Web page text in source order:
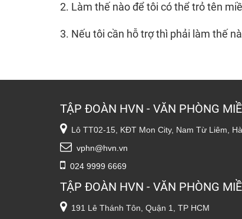
2. Làm thế nào để tôi có thể trỏ tên
3. Nếu tôi cần hỗ trợ thì phải làm thế
TẬP ĐOÀN HVN - VĂN PHÒNG
Lô TT02-15, KĐT Mon City, Nam Từ Liêm,
vphn@hvn.vn
024 9999 6669
TẬP ĐOÀN HVN - VĂN PHÒNG
191 Lê Thánh Tôn, Quận 1, TP HCM